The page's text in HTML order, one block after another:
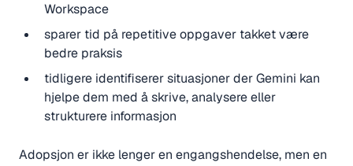
Workspace
sparer tid på repetitive oppgaver takket være
bedre praksis
tidligere identifiserer situasjoner der Gemini kan
hjelpe dem med å skrive, analysere eller
strukturere informasjon
Adopsjon er ikke lenger en engangshendelse, men en